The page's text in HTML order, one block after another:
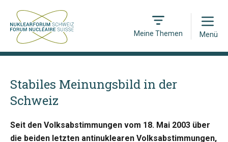
Meine Themen
Open
Menü
Stabiles Meinungsbild in der
Schweiz
Seit den Volksabstimmungen vom 18. Mai 2003 über
die beiden letzten antinuklearen Volksabstimmungen,